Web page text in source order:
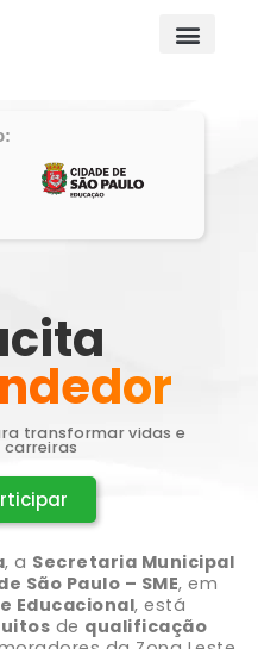
transformar vidas e
, a Secretaria Municipal
São Paulo – SME, em
Educacional, está
de qualificação